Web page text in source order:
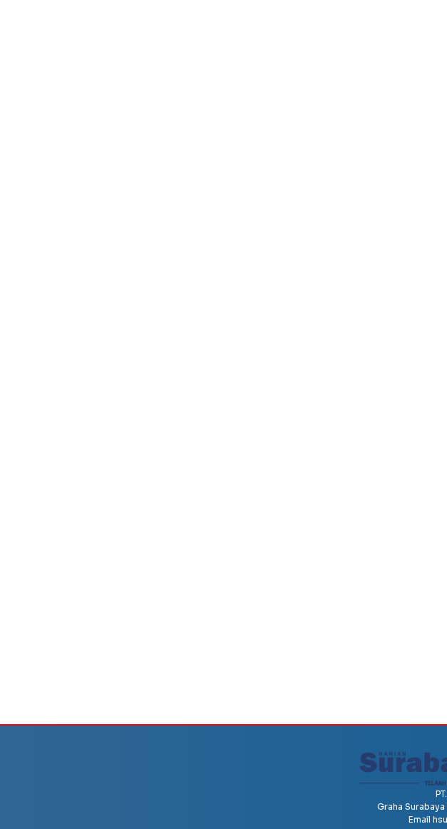
Graha Surabaya
Email